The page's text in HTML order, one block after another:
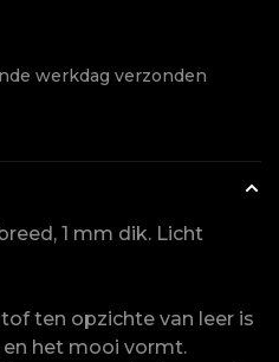
werkdag verzonden
1 mm dik. Licht
ten opzichte van leer is
het mooi vormt.